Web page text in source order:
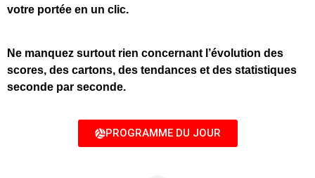
votre portée en un clic.
Ne manquez surtout rien concernant l’évolution des
scores, des cartons, des tendances et des statistiques
seconde par seconde.
PROGRAMME DU JOUR